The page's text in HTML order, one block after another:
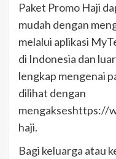
Paket Promo Haji
mudah dengan
melalui aplikasi
di Indonesia dan
lengkap mengenai
dilihat dengan
mengakseshttps://
haji.
Bagi keluarga atau